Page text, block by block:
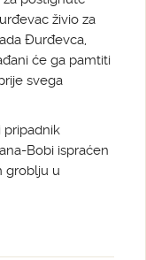
živio za
Đurđevca,
će ga pamtiti
svega
pripadnik
Bobi ispraćen
groblju u